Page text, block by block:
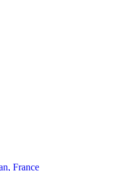
France